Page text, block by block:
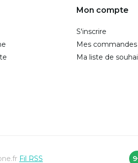
Mon compte
S'inscrire
Mes commandes
Ma liste de
Fil RSS